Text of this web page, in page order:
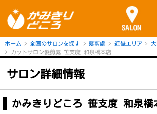
ホーム 全国のサロンを探す 髮剪處 近畿エリア
カットサロン髮剪處 笹支度 和泉橋本店
サロン詳細情報
かみきりどころ 笹支度 和泉橋